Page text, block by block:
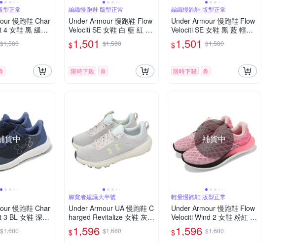
型正常
慢跑鞋 Char
4 女鞋 黑 緩衝
動鞋 UA 30282
$1,580
編織慢跑鞋 版型正常
Under Armour 慢跑鞋 Flow
Velociti SE 女鞋 白 藍 紅 編
織 輕量 緩衝 運動鞋 UA 30
24017105
$1,501 $1,580
限時下殺 券
編織慢跑鞋 版型正常
Under Armour 慢跑鞋 Flow
Velociti SE 女鞋 黑 藍 輕量
緩衝 編織 運動鞋 UA 30240
17010
$1,501 $1,580
限時下殺 券
貨中
慢跑鞋 Char
3 BL 女鞋 深灰
鞋 UA 302652
$1,680
腳寬者建議大半號
Under Armour UA 慢跑鞋 C
harged Revitalize 女鞋 灰
白 緩震 運動鞋 302668310
4
$1,596 $1,680
補貨中
輕量慢跑鞋 版型正常
Under Armour 慢跑鞋 Flow
Velociti Wind 2 女鞋 粉紅 黑
輕量 漸層 緩震 運動鞋 UA 3
024911601
$1,596 $1,680